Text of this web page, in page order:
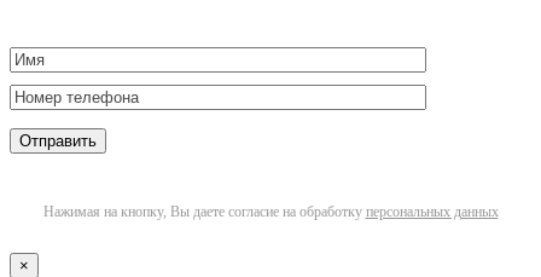
Нажимая на кнопку, Вы даете согласие на обработку персональных данных
×